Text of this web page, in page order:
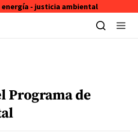
energía - justicia ambiental
Programa de